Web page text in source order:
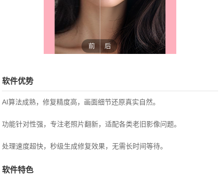
软件优势
AI算法成熟，修复精度高，画面细节还原真实自然。
功能针对性强，专注老照片翻新，适配各类老旧影像问题。
处理速度超快，秒级生成修复效果，无需长时间等待。
软件特色